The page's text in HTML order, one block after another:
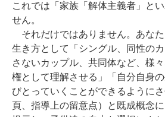
これでは「家族「解体主義者」と
せん。
それだけではありません。あな
生き方として「シングル、同性の
さないカップル、共同体など、様
権として理解させる」「自分自身
びとっていくことができるように
頁、指導上の留意点）と既成概念